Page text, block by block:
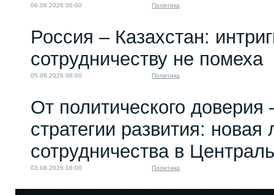
06.08.2026 06:00 Политика
Россия – Казахстан:
сотрудничеству не помеха
05.08.2026 06:00 Политика
От политического
стратегии развития: новая
сотрудничества в
03.08.2026 16:00 Политика